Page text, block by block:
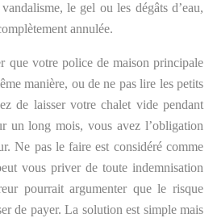
le gel ou les dégâts d’eau,
annulée.
que votre police de maison principale
manière, ou de ne pas lire les petits
de laisser votre chalet vide pendant
un long mois, vous avez l’obligation
Ne pas le faire est considéré comme
vous priver de toute indemnisation
pourrait argumenter que le risque
de payer. La solution est simple mais